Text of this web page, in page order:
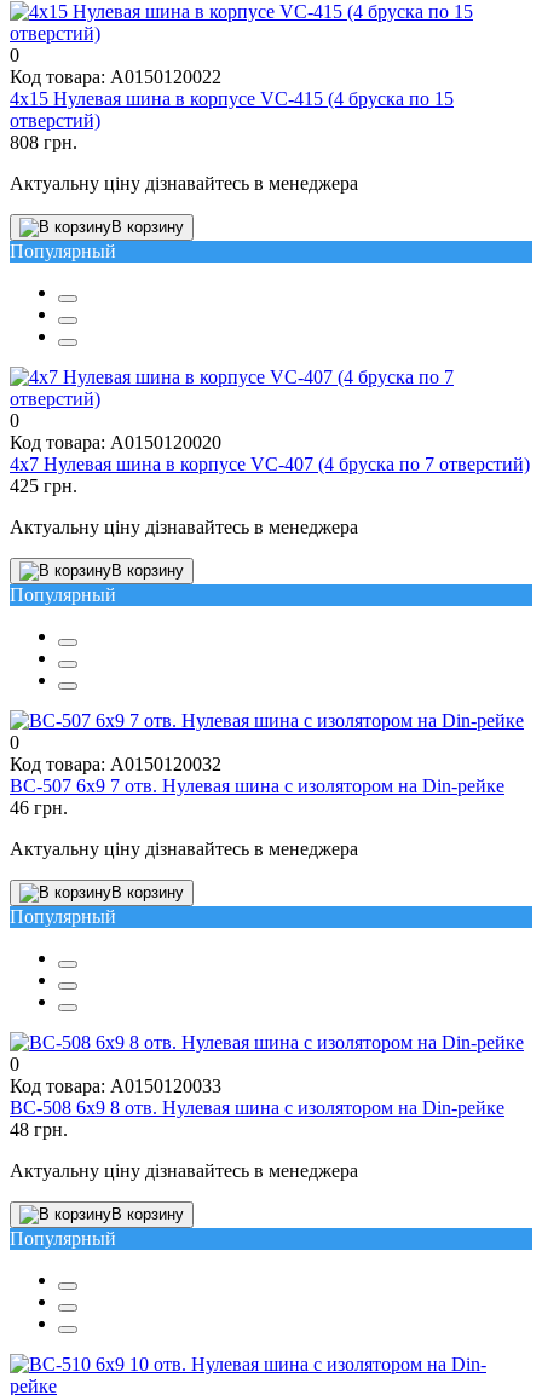
0
Код товара: A0150120022
4х15 Нулевая шина в корпусе VC-415 (4 бруска по 15
отверстий)
808 грн.
Актуальну ціну дізнавайтесь в менеджера
В корзину
Популярный
0
Код товара: A0150120020
4х7 Нулевая шина в корпусе VC-407 (4 бруска по 7 отверстий)
425 грн.
Актуальну ціну дізнавайтесь в менеджера
В корзину
Популярный
0
Код товара: A0150120032
BC-507 6х9 7 отв. Нулевая шина с изолятором на Din-рейке
46 грн.
Актуальну ціну дізнавайтесь в менеджера
В корзину
Популярный
0
Код товара: A0150120033
BC-508 6х9 8 отв. Нулевая шина с изолятором на Din-рейке
48 грн.
Актуальну ціну дізнавайтесь в менеджера
В корзину
Популярный